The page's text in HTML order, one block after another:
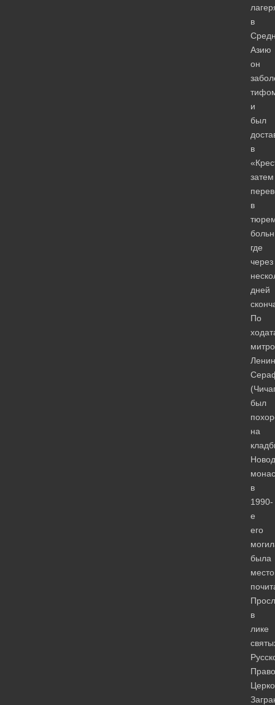
в
Азию
он
и
был
в
затем
в
где
через
дней
По
был
на
в
1990-
е
его
была
в
лике